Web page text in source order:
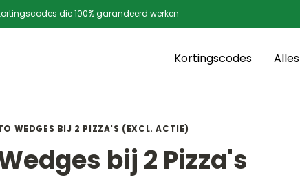
die 100% garandeerd werken
Kortingscodes
WEDGES BIJ 2 PIZZA'S (EXCL. ACTIE)
bij 2 Pizza's